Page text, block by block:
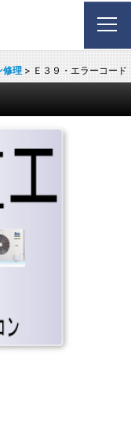
理 > Ｅ３９・エラーコード